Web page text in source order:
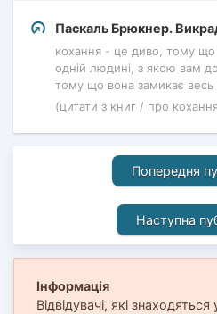
Паскаль Брюкнер.
кохання - це диво, тому що
одній людині, з якою вам
тому що вона замикає весь
(цитати з книг / про
Попередня
Наступна
Інформація
Відвідувачі, які знаходяться